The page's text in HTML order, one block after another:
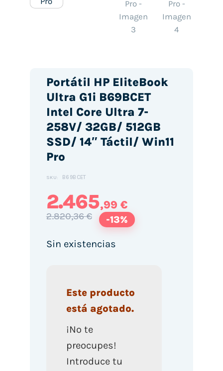
Portátil HP EliteBook
Ultra G1i B69BCET
Intel Core Ultra 7-
258V/ 32GB/ 512GB
SSD/ 14″ Táctil/ Win11
Pro
SKU: B69BCET
2.465,99 €
2.820,36 € -13%
Sin existencias
Este producto
está agotado.
¡No te
preocupes!
Introduce tu